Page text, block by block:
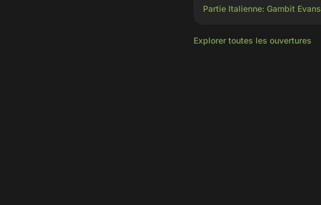
Partie Italienne: Gambit Evans
Explorer toutes les ouvertures